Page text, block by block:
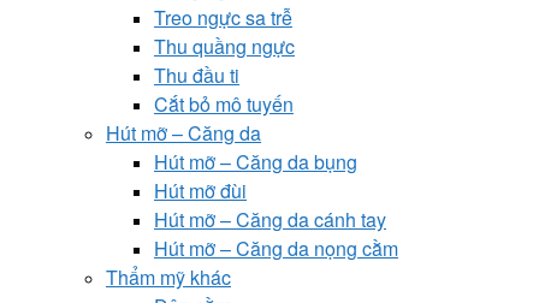
Treo ngực sa trễ
Thu quầng ngực
Thu đầu ti
Cắt bỏ mô tuyến
Hút mỡ – Căng da
Hút mỡ – Căng da bụng
Hút mỡ đùi
Hút mỡ – Căng da cánh tay
Hút mỡ – Căng da nọng cằm
Thẩm mỹ khác